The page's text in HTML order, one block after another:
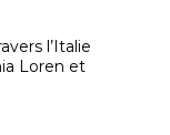
l’Italie
Loren et